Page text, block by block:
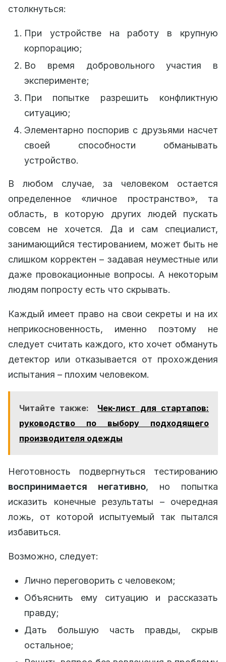
столкнуться:
При устройстве на работу в крупную
корпорацию;
Во время добровольного участия в
эксперименте;
При попытке разрешить конфликтную
ситуацию;
Элементарно поспорив с друзьями насчет
своей способности обманывать
устройство.
В любом случае, за человеком остается
определенное «личное пространство», та
область, в которую других людей пускать
совсем не хочется. Да и сам специалист,
занимающийся тестированием, может быть не
слишком корректен – задавая неуместные или
даже провокационные вопросы. А некоторым
людям попросту есть что скрывать.
Каждый имеет право на свои секреты и на их
неприкосновенность, именно поэтому не
следует считать каждого, кто хочет обмануть
детектор или отказывается от прохождения
испытания – плохим человеком.
Читайте также:
Чек-лист для стартапов:
руководство по выбору подходящего
производителя одежды
Неготовность подвергнуться тестированию
воспринимается негативно, но попытка
исказить конечные результаты – очередная
ложь, от которой испытуемый так пытался
избавиться.
Возможно, следует:
Лично переговорить с человеком;
Объяснить ему ситуацию и рассказать
правду;
Дать большую часть правды, скрыв
остальное;